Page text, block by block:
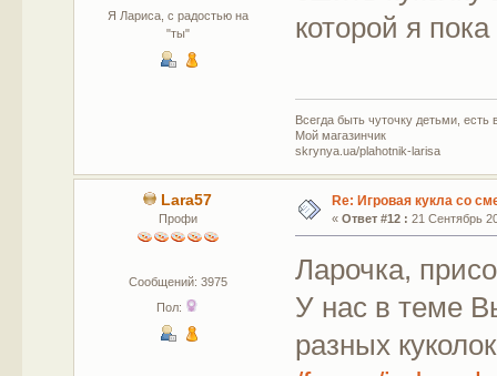
Я Лариса, с радостью на
"ты"
которой я
Всегда быть чуточку детьми,
Мой магазинчик
skrynya.ua/plahotnik-larisa
Lara57
Профи
Сообщений: 3975
Пол:
Re: Игровая кукла со
« Ответ #12 : 21 Сентябрь
Ларочка,
У нас в теме
разных